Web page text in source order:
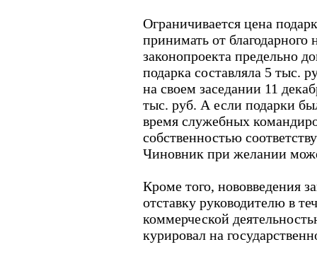
Ограничивается цена
принимать от благодарного
законопроекта предельно
подарка составляла 5 тыс.
на своем заседании 11
тыс. руб. А если подарки
время служебных
собственностью
Чиновник при желании
Кроме того, нововведения
отставку руководителю в
коммерческой
курировал на